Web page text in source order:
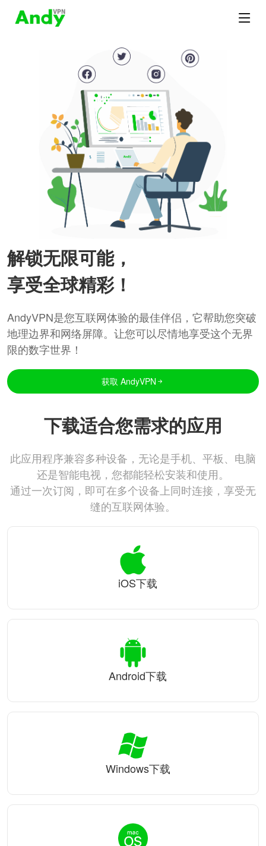
解锁无限可能，
享受全球精彩！
AndyVPN是您互联网体验的最佳伴侣，它帮助您突破
地理边界和网络屏障。让您可以尽情地享受这个无界
限的数字世界！
获取 AndyVPN
下载适合您需求的应用
此应用程序兼容多种设备，无论是手机、平板、电脑
还是智能电视，您都能轻松安装和使用。
通过一次订阅，即可在多个设备上同时连接，享受无
缝的互联网体验。
iOS下载
Android下载
Windows下载